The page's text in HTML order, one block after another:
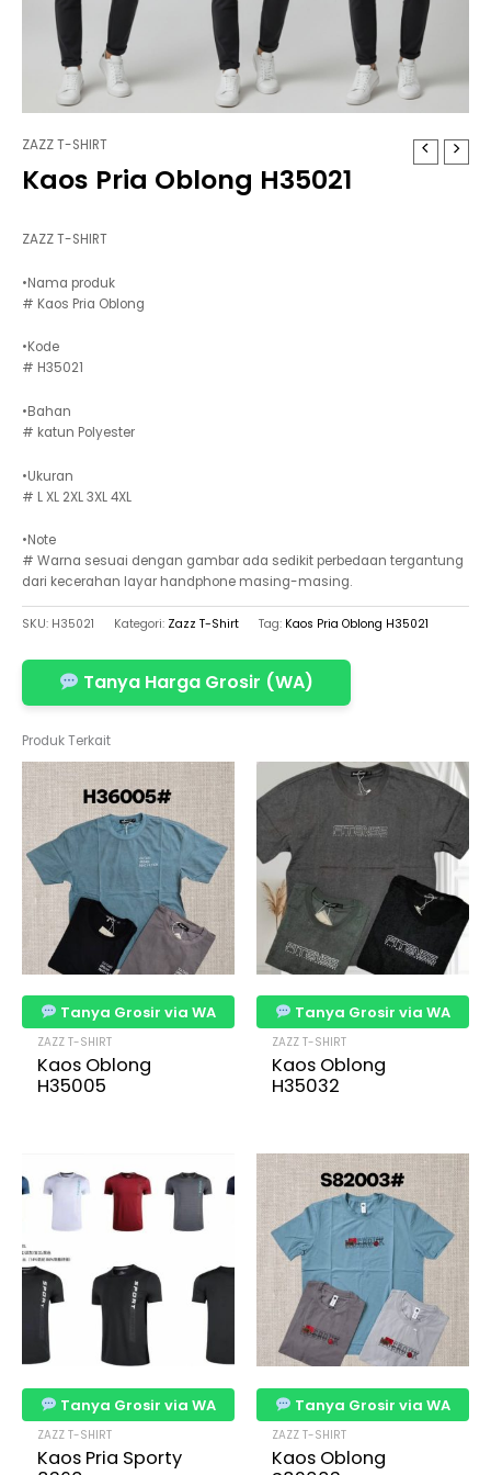
ZAZZ T-SHIRT
Kaos Pria Oblong H35021
ZAZZ T-SHIRT
•Nama produk
# Kaos Pria Oblong
•Kode
# H35021
•Bahan
# katun Polyester
•Ukuran
# L XL 2XL 3XL 4XL
•Note
# Warna sesuai dengan gambar ada sedikit perbedaan tergantung
dari kecerahan layar handphone masing-masing.
SKU: H35021 Kategori: Zazz T-Shirt Tag: Kaos Pria Oblong H35021
Tanya Harga Grosir (WA)
Produk Terkait
Tanya Grosir via WA
ZAZZ T-SHIRT
Kaos Oblong
H35005
Tanya Grosir via WA
ZAZZ T-SHIRT
Kaos Oblong
H35032
Tanya Grosir via WA
ZAZZ T-SHIRT
Kaos Pria Sporty
Tanya Grosir via WA
ZAZZ T-SHIRT
Kaos Oblong